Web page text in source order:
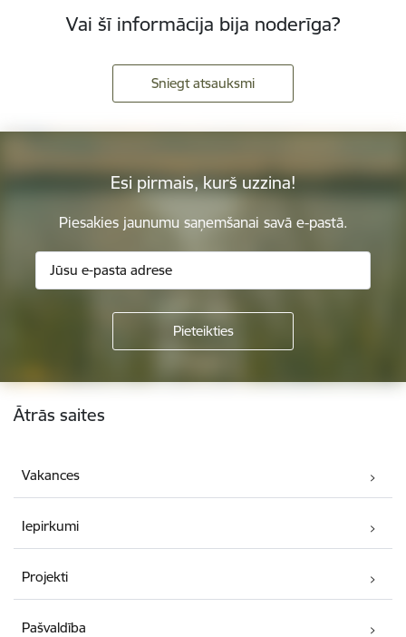
Vai šī informācija bija noderīga?
Sniegt atsauksmi
Esi pirmais, kurš uzzina!
Piesakies jaunumu saņemšanai savā e-pastā.
Kājene
Ātrās saites
Vakances
Iepirkumi
Projekti
Pašvaldība